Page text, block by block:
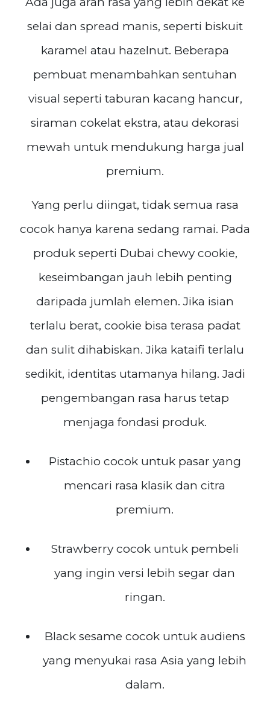
selai dan spread manis, seperti biskuit
karamel atau hazelnut. Beberapa
pembuat menambahkan sentuhan
visual seperti taburan kacang hancur,
siraman cokelat ekstra, atau dekorasi
mewah untuk mendukung harga jual
premium.
Yang perlu diingat, tidak semua rasa
cocok hanya karena sedang ramai. Pada
produk seperti Dubai chewy cookie,
keseimbangan jauh lebih penting
daripada jumlah elemen. Jika isian
terlalu berat, cookie bisa terasa padat
dan sulit dihabiskan. Jika kataifi terlalu
sedikit, identitas utamanya hilang. Jadi
pengembangan rasa harus tetap
menjaga fondasi produk.
Pistachio cocok untuk pasar yang
mencari rasa klasik dan citra
premium.
Strawberry cocok untuk pembeli
yang ingin versi lebih segar dan
ringan.
Black sesame cocok untuk audiens
yang menyukai rasa Asia yang lebih
dalam.